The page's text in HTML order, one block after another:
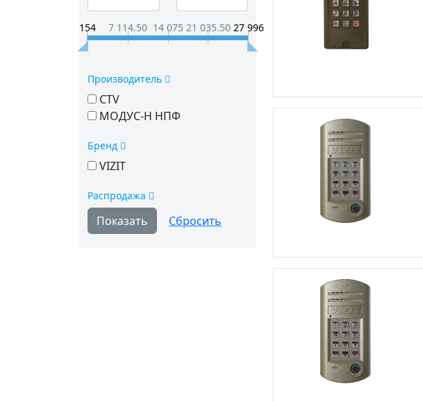
154 7 114.50 14 075 21 035.50 27 996
Производитель
CTV
МОДУС-Н НПФ
Бренд
VIZIT
Распродажа